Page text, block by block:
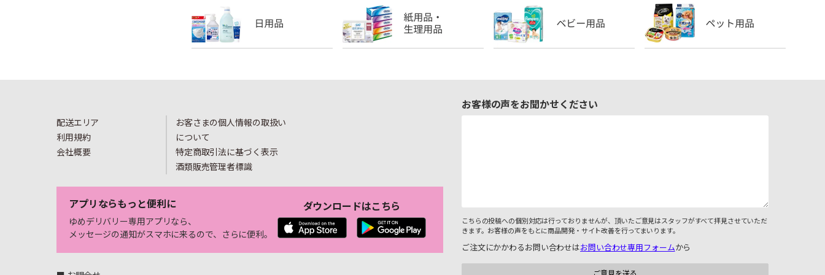
配送エリア
利用規約
会社概要
お客さまの個人情報の取扱い
について
特定商取引法に基づく表示
酒類販売管理者標識
アプリならもっと便利に
ゆめデリバリー専用アプリなら、
メッセージの通知がスマホに来るので、さらに便利。
ダウンロードはこちら
お客様の声をお聞かせください
こちらの投稿への個別対応は行っておりませんが、頂いたご意見はスタッフがすべて拝見させていただ
きます。お客様の声をもとに商品開発・サイト改善を行ってまいります。
ご注文にかかわるお問い合わせはお問い合わせ専用フォームから